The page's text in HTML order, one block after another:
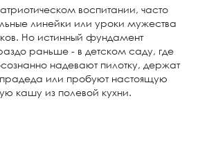
воспитании, часто
линейки или уроки мужества
Но истинный фундамент
раньше - в детском саду, где
надевают пилотку, держат
прадеда или пробуют настоящую
кашу из полевой кухни.